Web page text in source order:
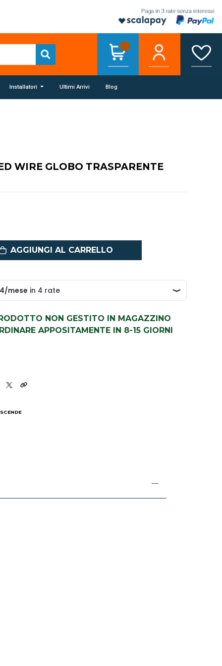
Installatori Ultimi Arrivi Blog
WIRE GLOBO TRASPARENTE
AGGIUNGI AL CARRELLO
NON GESTITO IN MAGAZZINO
APPOSITAMENTE IN 8-15 GIORNI